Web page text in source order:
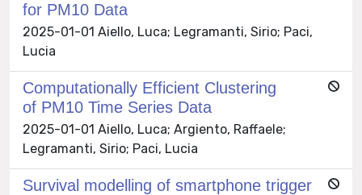
for PM10 Data
2025-01-01 Aiello, Luca; Legramanti, Sirio; Paci,
Lucia
Computationally Efficient Clustering
of PM10 Time Series Data
2025-01-01 Aiello, Luca; Argiento, Raffaele;
Legramanti, Sirio; Paci, Lucia
Survival modelling of smartphone trigger